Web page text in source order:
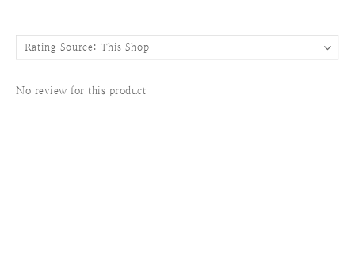
No review for this product